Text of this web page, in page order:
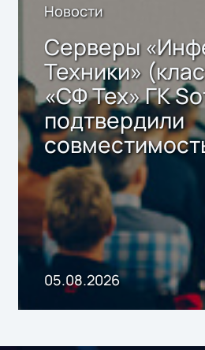
Новости
Серверы
Техники»
«СФ Тех» ГК
подтвердили
решением
Storage 2.x для
хранения
05.08.2026